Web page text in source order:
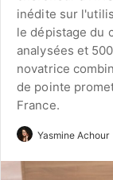
inédite sur
le dépistage du
analysées et
novatrice
de pointe
France.
Yasmine Achour